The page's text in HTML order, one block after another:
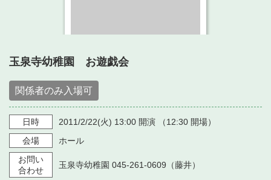
・ フロアマップ
・ 交通案内
・ よくある質問
・ 空き状況
・ 抽選対象日
・ 利用料金
・ 音楽堂のご案内
・ フロアマップ
・ 芸術参与
神奈川県立音楽堂
SNS
玉泉寺幼稚園 お遊戯会
関係者のみ入場可
日時 2011/2/22(火) 13:00 開演 （12:30 開場）
会場
ホール
お問い
合わせ
玉泉寺幼稚園 045-261-0609（藤井）